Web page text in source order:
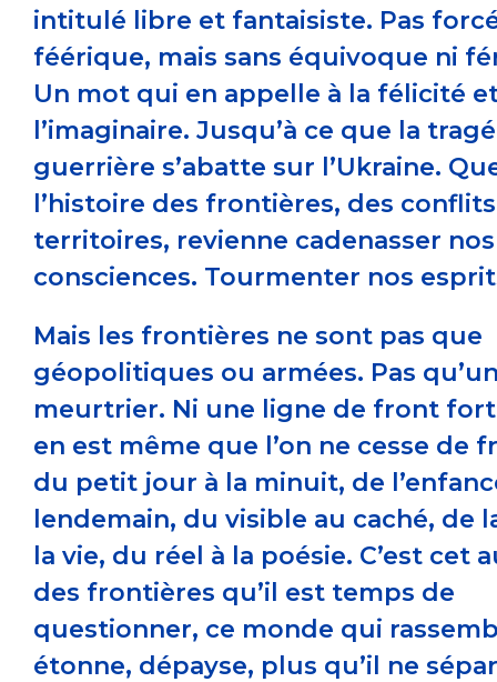
intitulé libre et fantaisiste. Pas
féérique, mais sans équivoque ni
Un mot qui en appelle à la félicité
l’imaginaire. Jusqu’à ce que la
guerrière s’abatte sur l’Ukraine.
l’histoire des frontières, des
territoires, revienne cadenasser nos
consciences. Tourmenter nos
Mais les frontières ne sont pas que
géopolitiques ou armées. Pas
meurtrier. Ni une ligne de front
en est même que l’on ne cesse de
du petit jour à la minuit, de
lendemain, du visible au caché, de
la vie, du réel à la poésie. C’est cet
des frontières qu’il est temps de
questionner, ce monde qui
étonne, dépayse, plus qu’il ne